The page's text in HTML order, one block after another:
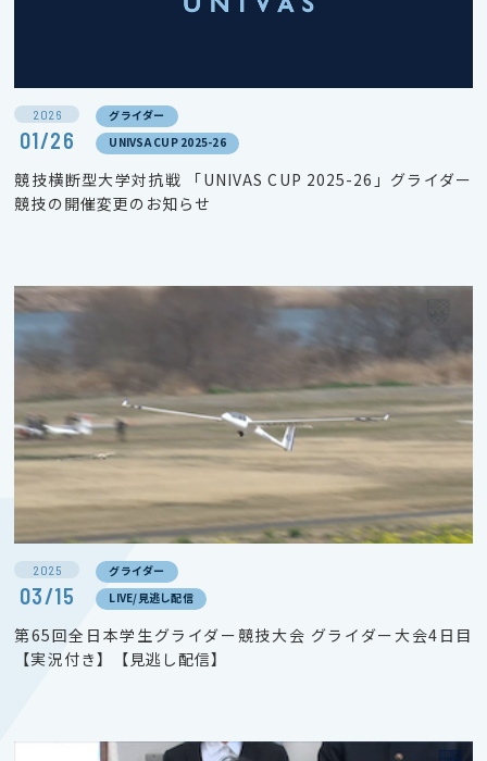
2026
01/26
グライダー
UNIVSA CUP 2025-26
競技横断型大学対抗戦 「UNIVAS CUP 2025-26」グライダー
競技の開催変更のお知らせ
2025
03/15
グライダー
LIVE/見逃し配信
第65回全日本学生グライダー競技大会 グライダー大会4日目
【実況付き】【見逃し配信】